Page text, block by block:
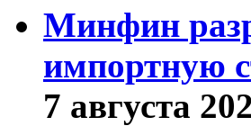
Минфин
импортную
7 августа